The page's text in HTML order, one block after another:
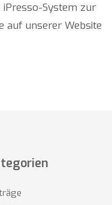
System zur
auf unserer Website